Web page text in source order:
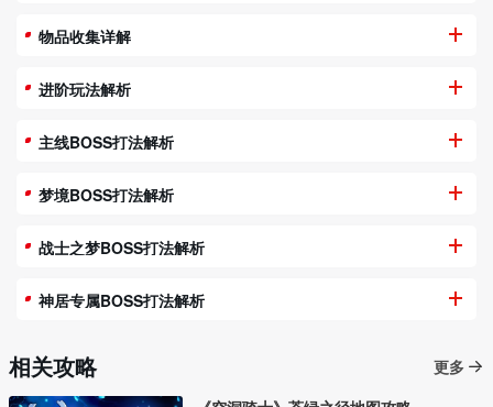
物品收集详解
进阶玩法解析
主线BOSS打法解析
梦境BOSS打法解析
战士之梦BOSS打法解析
神居专属BOSS打法解析
相关攻略
更多